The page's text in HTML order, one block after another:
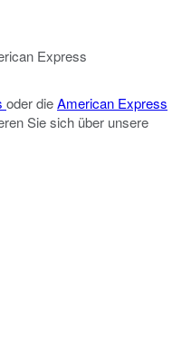
Express
oder dieAmerican Express
Sie sich über unsere